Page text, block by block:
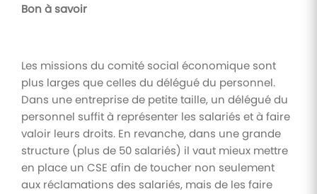
Bon à savoir
Les missions du comité social économique sont
plus larges que celles du délégué du personnel.
Dans une entreprise de petite taille, un délégué du
personnel suffit à représenter les salariés et à faire
valoir leurs droits. En revanche, dans une grande
structure (plus de 50 salariés) il vaut mieux mettre
en place un CSE afin de toucher non seulement
aux réclamations des salariés, mais de les faire